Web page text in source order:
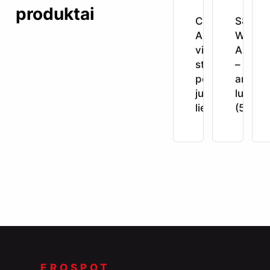
produktai
Crushious
Arcane –
vibruojantis
stimuliatorius
poroms su
judančiu
liežuvėliu
S8 WB
Anal
–
analinis
(50 ml)
EROSPOT